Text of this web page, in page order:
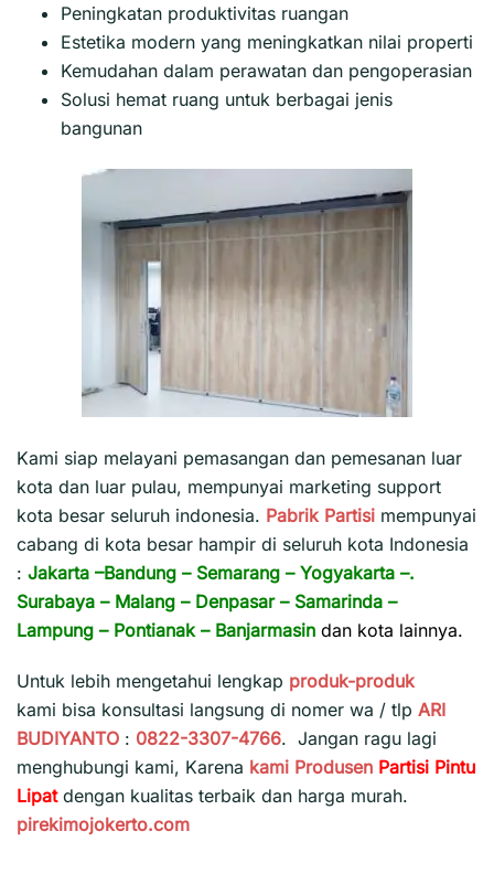
Peningkatan produktivitas ruangan
Estetika modern yang meningkatkan nilai properti
Kemudahan dalam perawatan dan pengoperasian
Solusi hemat ruang untuk berbagai jenis
bangunan
Kami siap melayani pemasangan dan pemesanan luar
kota dan luar pulau, mempunyai marketing support
kota besar seluruh indonesia. Pabrik Partisi mempunyai
cabang di kota besar hampir di seluruh kota Indonesia
: Jakarta –Bandung – Semarang – Yogyakarta –.
Surabaya – Malang – Denpasar– Samarinda –
Lampung – Pontianak – Banjarmasin dan kota lainnya.
Untuk lebih mengetahui lengkap produk-produk
kami bisa konsultasi langsung di nomer wa / tlp ARI
BUDIYANTO : 0822-3307-4766. Jangan ragu lagi
menghubungi kami, Karena kami Produsen Partisi Pintu
Lipat dengan kualitas terbaik dan harga murah.
pirekimojokerto.com